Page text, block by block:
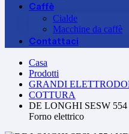
Caffè
Cialde
Macchine da caffè
Contattaci
Casa
Prodotti
GRANDI
COTTURA
DE LONGHI SESW 554
Forno elettrico